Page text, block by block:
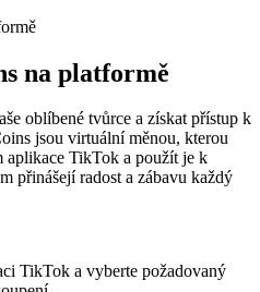
na platformě
oblíbené tvůrce a získat přístup k
jsou virtuální měnou, kterou
aplikace TikTok a použít je k
přinášejí radost a zábavu každý
TikTok a vyberte požadovaný